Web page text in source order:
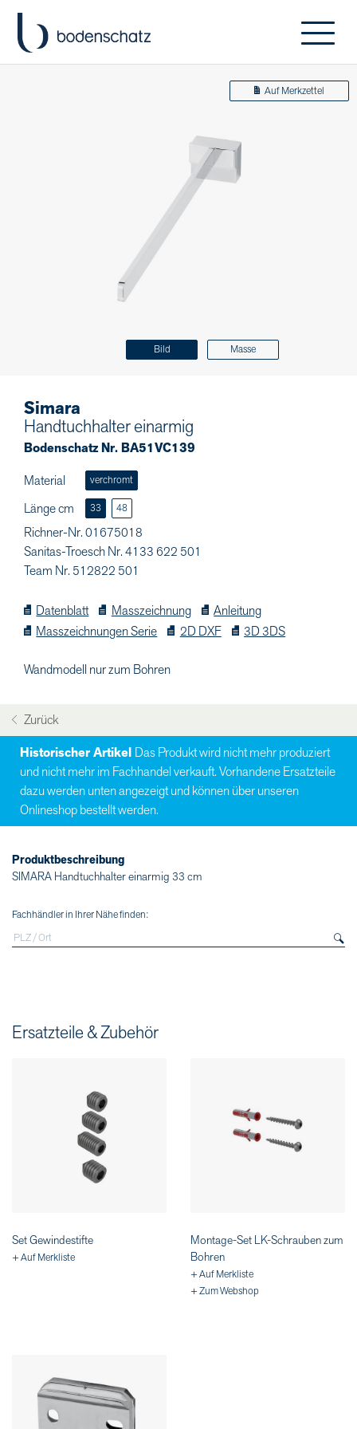
Bild Masse
Auf Merkzettel
Simara
Handtuchhalter einarmig
Bodenschatz Nr. BA51VC139
Material
verchromt
Länge cm 33 48
Richner-Nr. 01675018
Sanitas-Troesch Nr. 4133 622 501
Team Nr. 512822 501
Datenblatt Masszeichnung
Anleitung
Masszeichnungen Serie
2D DXF 3D 3DS
Wandmodell nur zum Bohren
Zurück
Historischer Artikel Das Produkt wird nicht mehr produziert
und nicht mehr im Fachhandel verkauft. Vorhandene Ersatzteile
dazu werden unten angezeigt und können über unseren
Onlineshop bestellt werden.
Produktbeschreibung
SIMARA Handtuchhalter einarmig 33 cm
Fachhändler in Ihrer Nähe finden:
Ersatzteile & Zubehör
Set Gewindestifte
+ Auf Merkliste
Montage-Set LK-Schrauben zum
Bohren
+ Auf Merkliste
+ Zum Webshop